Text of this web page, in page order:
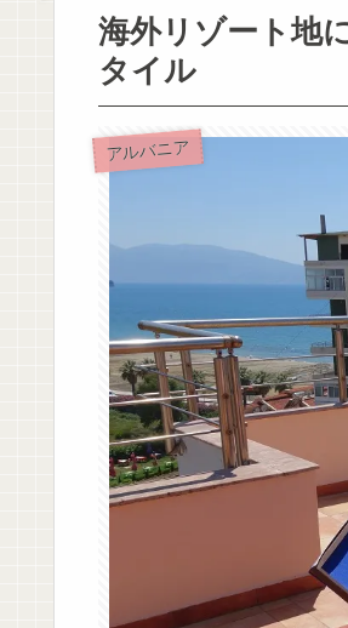
海外リゾート地
タイル
アルバニア